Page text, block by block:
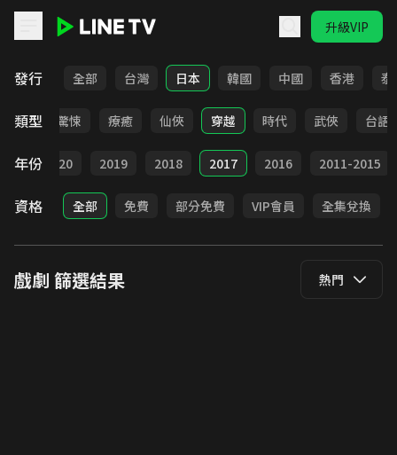
升級VIP
發行 全部 台灣 日本 韓國 中國 香港 泰
類型
奇幻 驚悚 療癒 仙俠 穿越 時代 武俠 台語
年份 2020 2019 2018 2017 2016 2011-2015
資格 全部 免費 部分免費 VIP會員 全集兌換
戲劇 篩選結果 熱門